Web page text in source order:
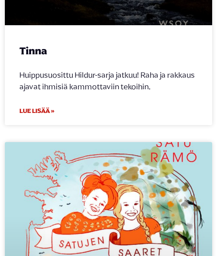
Tinna
Huippusuosittu Hildur-sarja jatkuu! Raha ja rakkaus
ajavat ihmisiä kammottaviin tekoihin.
LUE LISÄÄ »